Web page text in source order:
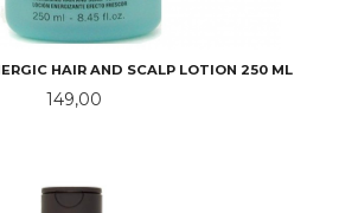
HAIR AND SCALP LOTION 250 ML
Pris
149,00